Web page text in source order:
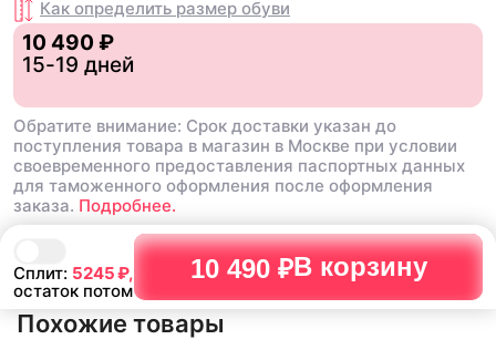
Сплит: 5245₽,
остаток потом
10 490 ₽В корзину
Как определить размер обуви
10 490 ₽
15-19 дней
Обратите внимание: Срок доставки указан до
поступления товара в магазин в Москве при условии
своевременного предоставления паспортных данных
для таможенного оформления после оформления
заказа. Подробнее.
Похожие товары